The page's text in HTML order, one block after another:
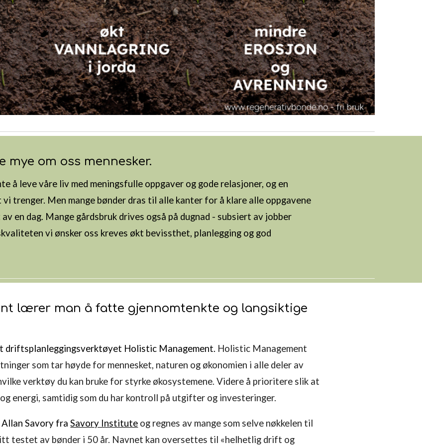
om oss mennesker.
å leve våre liv med meningsfulle oppgaver og gode relasjoner, og en
vi trenger. Men mange bønder dras til alle kanter for å klare alle oppgavene
en dag. Mange gårdsbruk drives også på dugnad - subsiert av jobber
vi ønsker oss kreves økt bevissthet, planlegging og god
lærer man å fatte gjennomtenkte og langsiktige
driftsplanleggingsverktøyet Holistic Management. Holistic Management
som tar høyde for mennesket, naturen og økonomien i alle deler av
verktøy du kan bruke for styrke økosystemene. Videre å prioritere slik at
energi, samtidig som du har kontroll på utgifter og investeringer.
Savory fraSavory Institute og regnes av mange som selve nøkkelen til
testet av bønder i 50 år. Navnet kan oversettes til «helhetlig drift og